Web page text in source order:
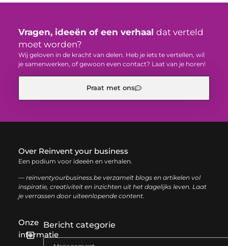
Vragen, ideeën of een verhaal dat verteld
moet worden?
Wij geloven in de kracht van delen. Heb je iets te vertellen, wil
je samenwerken, of gewoon even contact? Laat van je horen!
Praat met ons
Over Reinvent your business
Een podium voor ideeën en verhalen.
— reinventyourbusiness.be verzamelt blogs en artikelen vol
inspiratie, creativiteit en inzichten uit het dagelijks leven. Laat
je verrassen door uiteenlopende content.
Onze
informatie
Bericht categorie